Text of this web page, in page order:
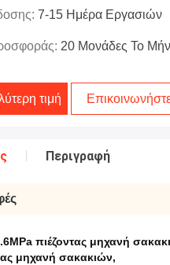
7-15 Ημέρα Εργασιών
20 Μονάδες Το
τιμή
Περιγραφή
πιέζοντας μηχανή
μηχανή σακακιών,